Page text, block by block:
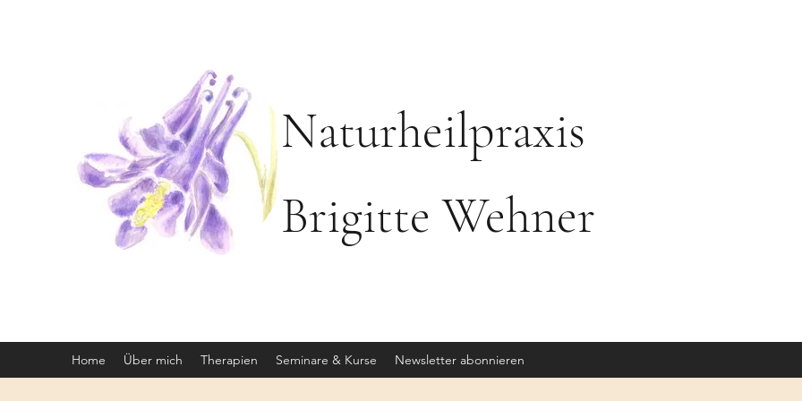
Naturheilpraxis
Brigitte Wehner
Home Über mich Therapien Seminare & Kurse Newsletter abonnieren